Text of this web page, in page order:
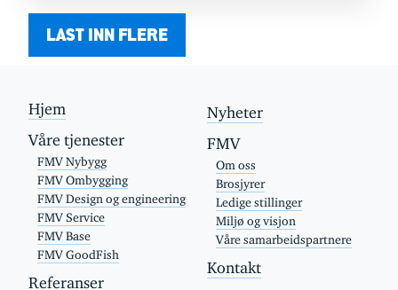
LAST INN FLERE
Hjem
Våre tjenester
FMV Nybygg
FMV Ombygging
FMV Design og engineering
FMV Service
FMV Base
FMV GoodFish
Referanser
Nyheter
FMV
Om oss
Brosjyrer
Ledige stillinger
Miljø og visjon
Våre samarbeidspartnere
Kontakt